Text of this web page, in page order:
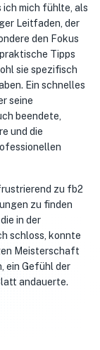
ich mich fühlte, als
Leitfaden, der
den Fokus
Tipps
sie spezifisch
Ein schnelles
seine
beendete,
und die
zu fb2
zu finden
in der
schloss, konnte
Meisterschaft
ein Gefühl der
andauerte.